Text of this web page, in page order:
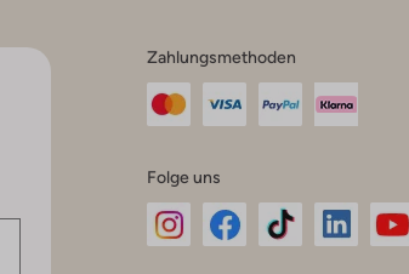
Zahlungsmethoden
Folge uns